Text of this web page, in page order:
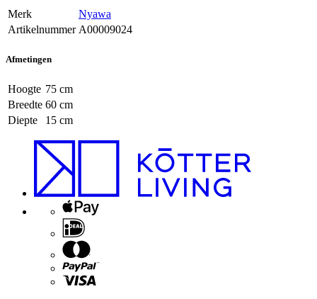
Merk
Nyawa
Artikelnummer A00009024
Afmetingen
Hoogte 75 cm
Breedte 60 cm
Diepte
15 cm